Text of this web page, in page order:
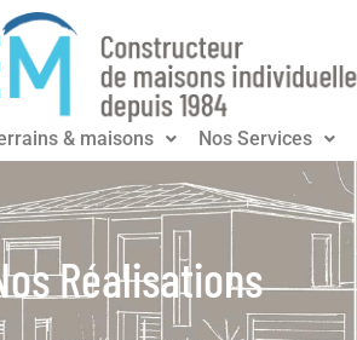
& maisons Nos Services
Réalisations